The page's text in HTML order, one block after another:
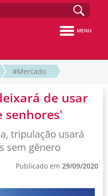
MENU
#Mercado
de usar
senhores'
tripulação usará
sem gênero
Publicado em 29/09/2020